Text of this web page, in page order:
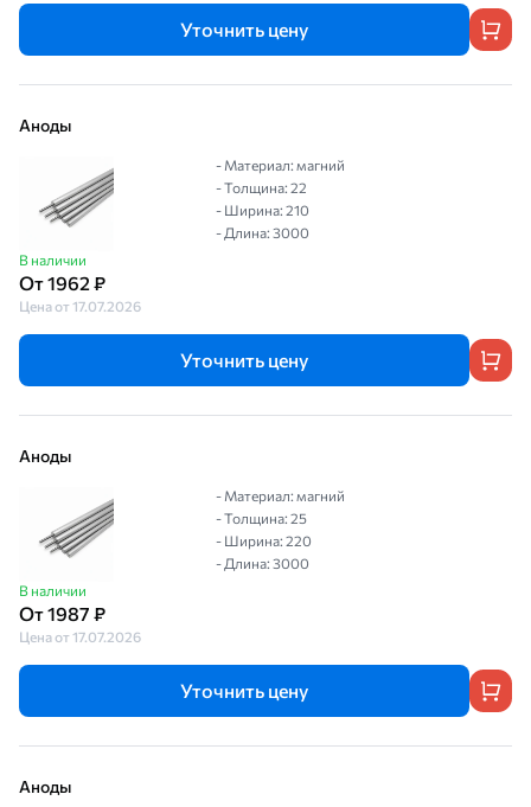
Уточнить цену
Аноды
В наличии
От 1962 ₽
Цена от 17.07.2026
- Материал: магний
- Толщина: 22
- Ширина: 210
- Длина: 3000
Уточнить цену
Аноды
В наличии
От 1987 ₽
Цена от 17.07.2026
- Материал: магний
- Толщина: 25
- Ширина: 220
- Длина: 3000
Уточнить цену
Аноды